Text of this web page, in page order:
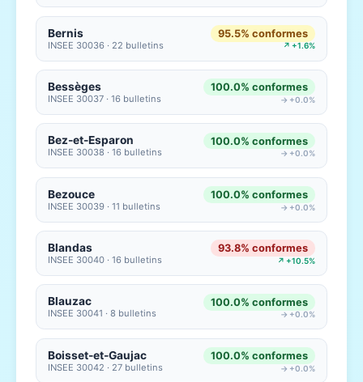
Bernis
INSEE 30036 · 22 bulletins
95.5% conformes
↗ +1.6%
Bessèges
INSEE 30037 · 16 bulletins
100.0% conformes
→ +0.0%
Bez-et-Esparon
INSEE 30038 · 16 bulletins
100.0% conformes
→ +0.0%
Bezouce
INSEE 30039 · 11 bulletins
100.0% conformes
→ +0.0%
Blandas
INSEE 30040 · 16 bulletins
93.8% conformes
↗ +10.5%
Blauzac
INSEE 30041 · 8 bulletins
100.0% conformes
→ +0.0%
Boisset-et-Gaujac
INSEE 30042 · 27 bulletins
100.0% conformes
→ +0.0%